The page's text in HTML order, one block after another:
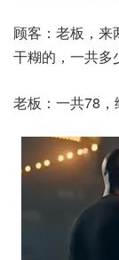
顾客：老板，
干糊的，一共多
老板：一共78，